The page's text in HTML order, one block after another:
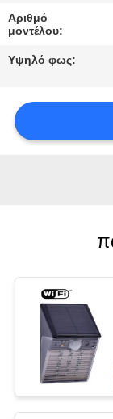
ΜΑΖΊ
ΜΑΣ
ΜΙΑ
SITEMAP
Αριθμό
μοντέλου:
Υψηλό φως: